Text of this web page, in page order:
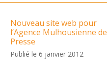
Nouveau site web pour
l’Agence Mulhousienne de
Presse
Publié le 6 janvier 2012